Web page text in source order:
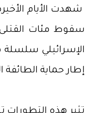
شهدت الأيام
سقوط مئات
الإسرائيلي سلسلة
إطار حماية الطائفة